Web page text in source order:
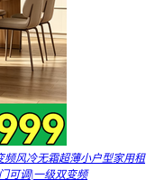
频风冷无霜超薄小户型家用租
可调|一级双变频